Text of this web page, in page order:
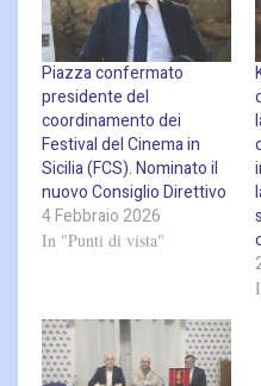
Piazza confermato
presidente del
coordinamento dei
Festival del Cinema in
Sicilia (FCS). Nominato il
nuovo Consiglio Direttivo
4 Febbraio 2026
In "Punti di vista"